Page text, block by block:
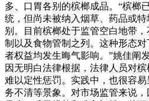
多、口胃各别的槟榔成品。“槟榔
统，但尚未被纳入烟草、药品或
别。目前槟榔处于监管空白地带
制以及食物管制之列。这种形态
者权益均发生晦气影响。”姚佳阐
因无明白法律根据，法律人员对
难以定性惩罚。实践中，也很容
务不清等景象。对市场监管来说